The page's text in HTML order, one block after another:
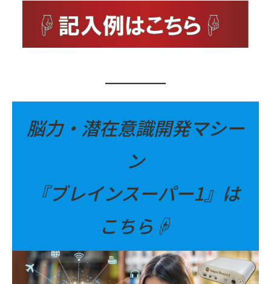
脳力・潜在意識開発マシー
ン
『ブレインスーパー1』は
こちら☟